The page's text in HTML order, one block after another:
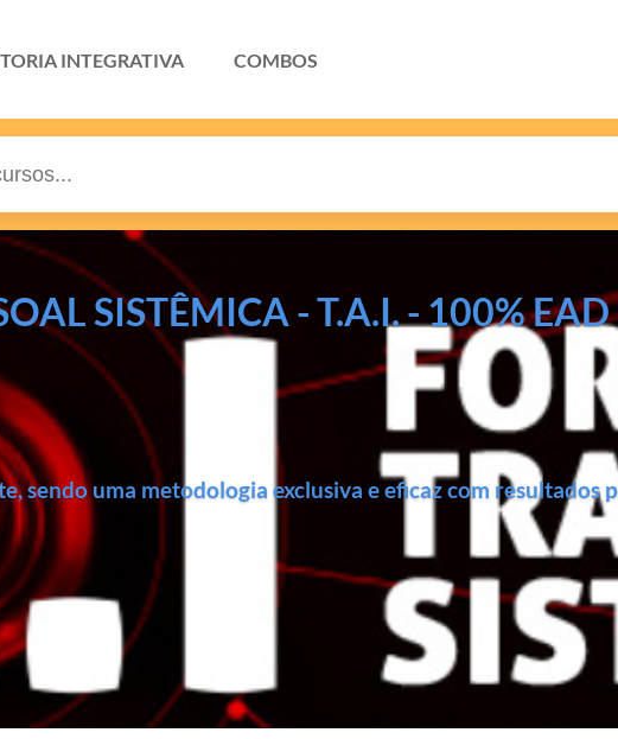
INTEGRATIVA COMBOS
SISTÊMICA - T.A.I. - 100% EAD
sendo uma metodologia exclusiva e eficaz com resultados